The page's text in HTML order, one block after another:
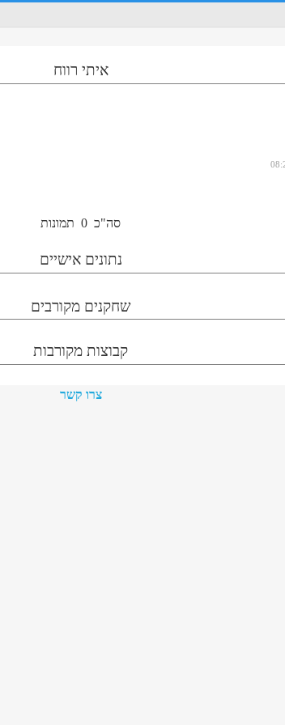
איתי רווח
סה"כ 0 תמונות
נתונים אישיים
שחקנים מקורבים
קבוצות מקורבות
צרו קשר